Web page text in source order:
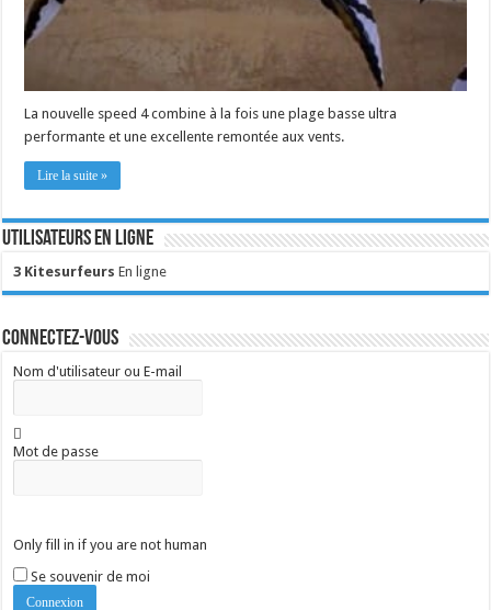
La nouvelle speed 4 combine à la fois une plage basse ultra
performante et une excellente remontée aux vents.
Lire la suite »
Utilisateurs en ligne
3 Kitesurfeurs En ligne
Connectez-vous
Nom d'utilisateur ou E-mail
Mot de passe
Only fill in if you are not human
Se souvenir de moi